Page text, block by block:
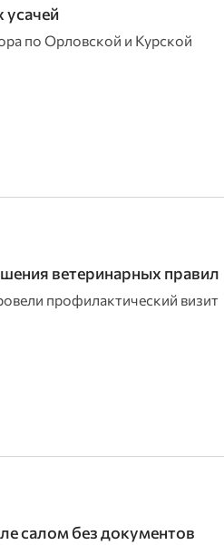
по Орловской и Курской
ветеринарных правил
профилактический визит
салом без документов